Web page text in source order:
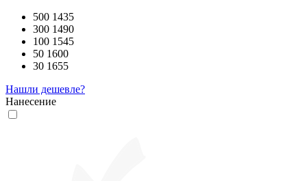
500 1435
300 1490
100 1545
50 1600
30 1655
Нашли дешевле?
Нанесение